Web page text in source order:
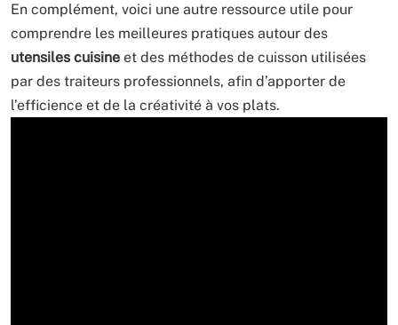
En complément, voici une autre ressource utile pour
comprendre les meilleures pratiques autour des
utensiles cuisine et des méthodes de cuisson utilisées
par des traiteurs professionnels, afin d’apporter de
l’efficience et de la créativité à vos plats.